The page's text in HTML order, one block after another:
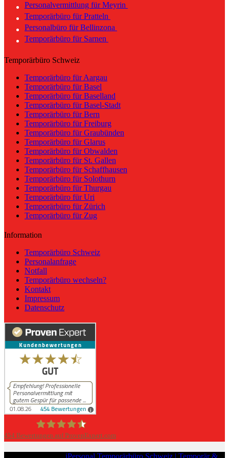
Personalvermittlung für Meyrin
Temporärbüro für Pratteln
Personalbüro für Bellinzona
Temporärbüro für Sarnen
Temporärbüro Schweiz
Temporärbüro für Aargau
Temporärbüro für Basel
Temporärbüro für Baselland
Temporärbüro für Basel-Stadt
Temporärbüro für Bern
Temporärbüro für Freiburg
Temporärbüro für Graubünden
Temporärbüro für Glarus
Temporärbüro für Obwalden
Temporärbüro für St. Gallen
Temporärbüro für Schaffhausen
Temporärbüro für Solothurn
Temporärbüro für Thurgau
Temporärbüro für Uri
Temporärbüro für Zürich
Temporärbüro für Zug
Information
Temporärbüro Schweiz
Personalanfrage
Notfall
Temporärbüro wechseln?
Kontakt
Impressum
Datenschutz
454 Bewertungen auf ProvenExpert.com
iPersonal Temporärbüro Schweiz | Temporär &